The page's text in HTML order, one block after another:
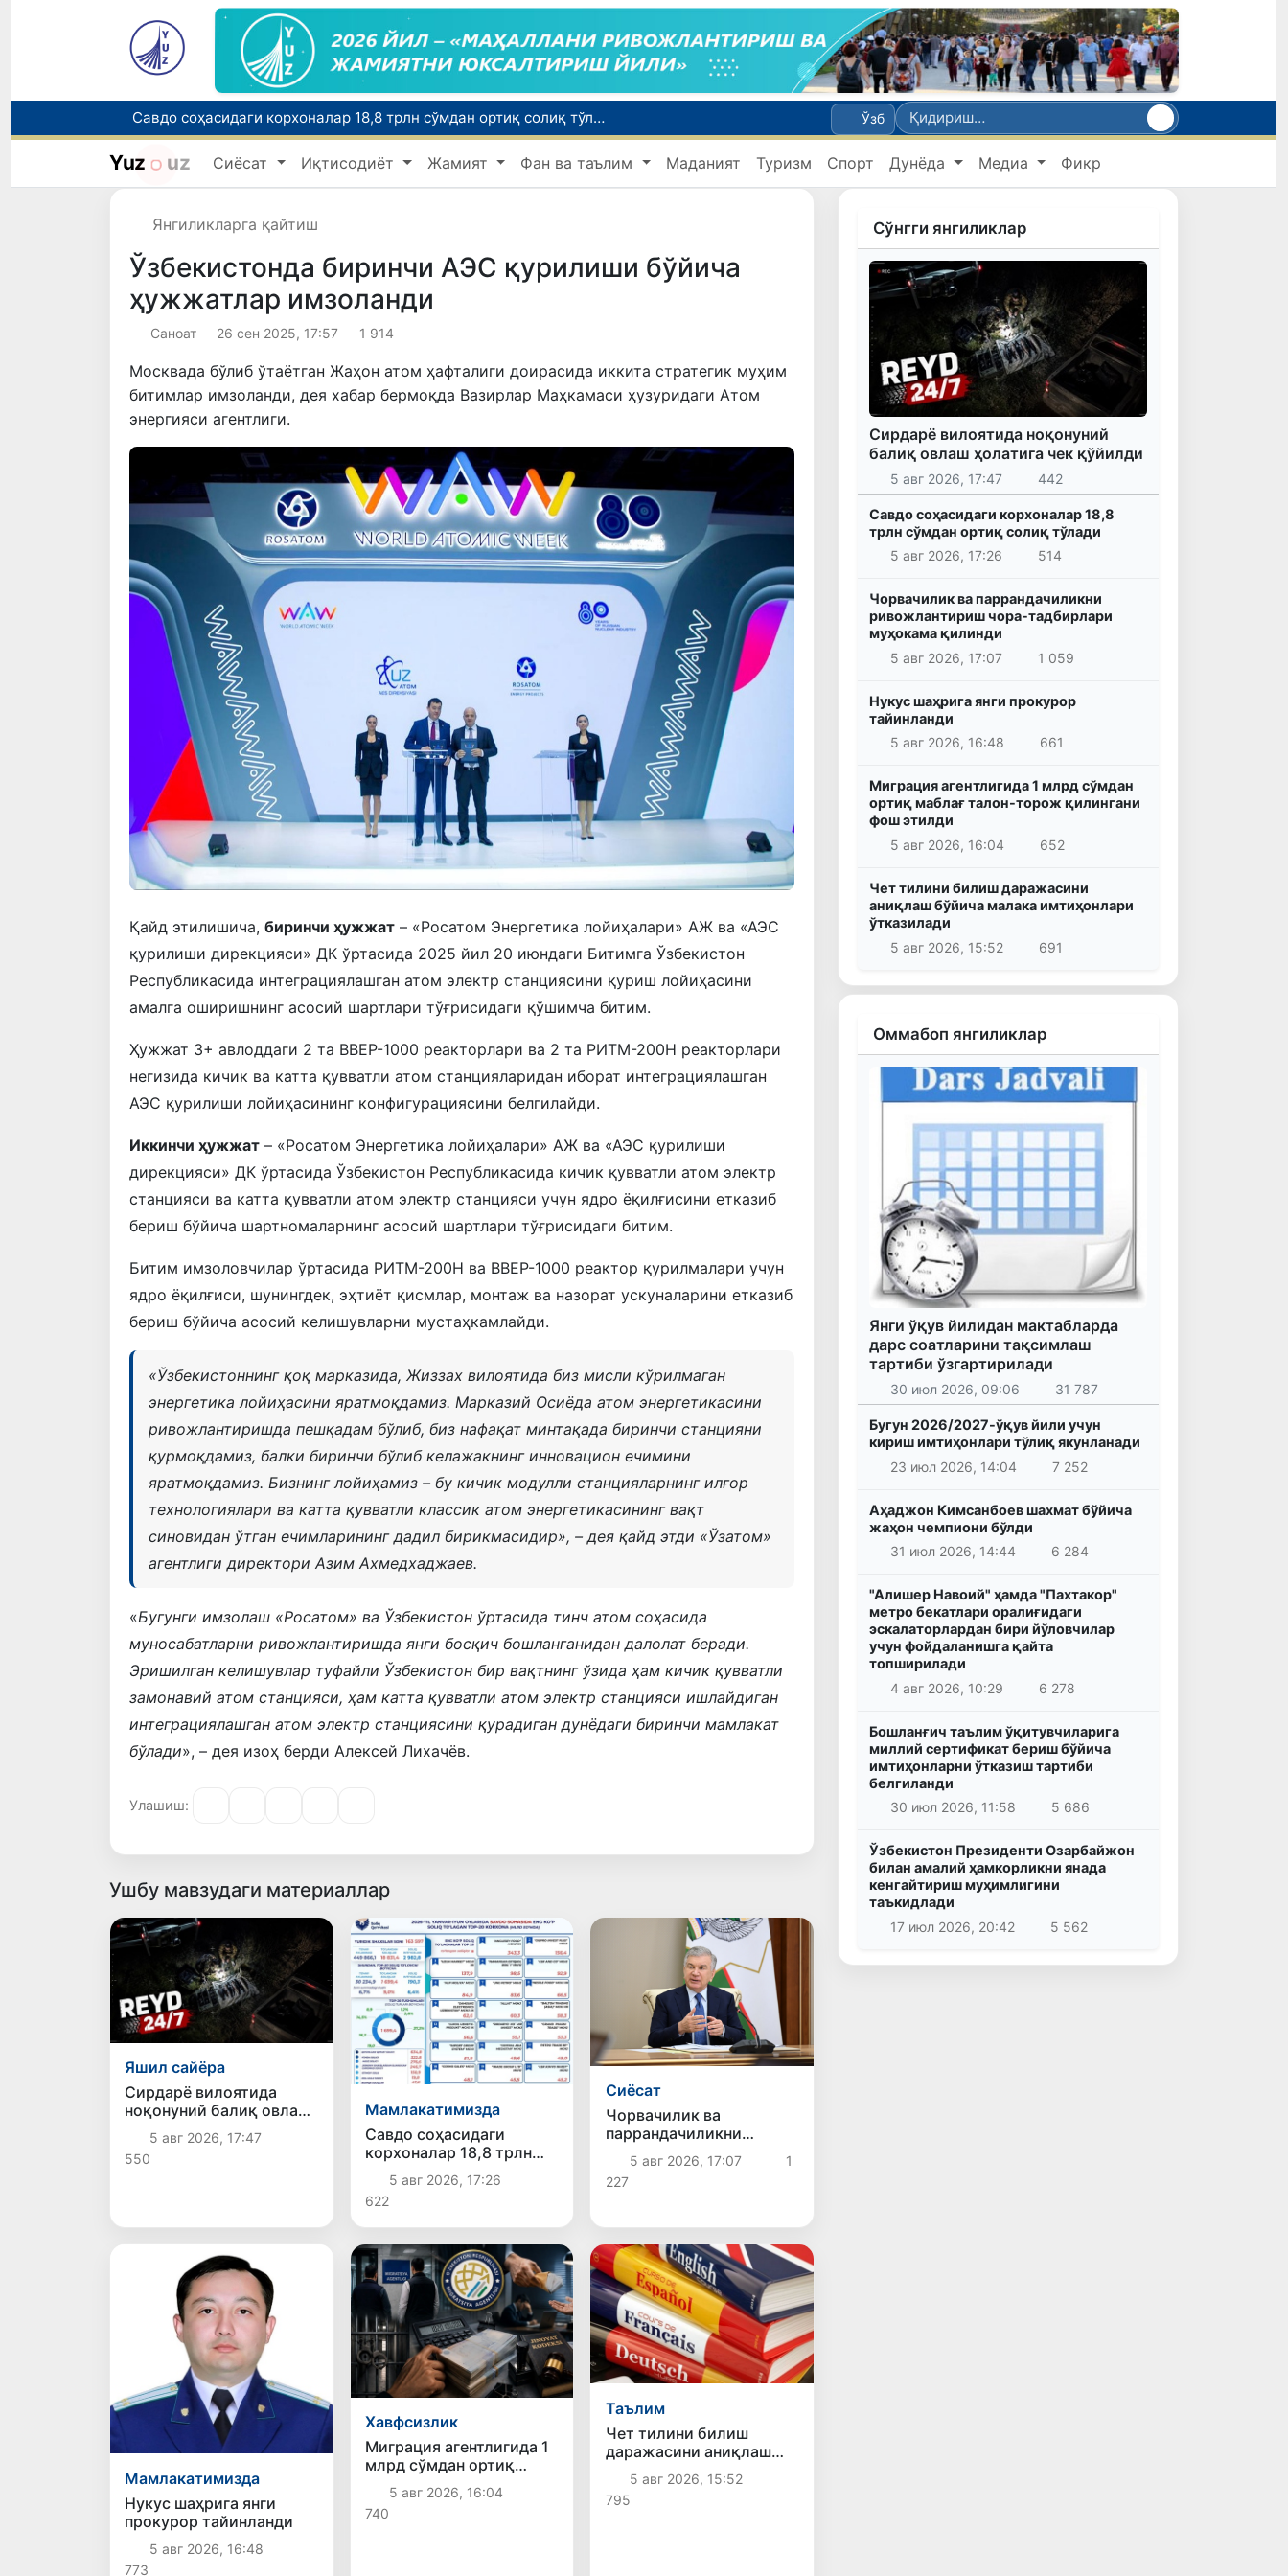
Савдо соҳасидаги корхоналар 18,8 трлн сўмдан ортиқ солиқ тўлади
Нукус шаҳрига янги прокурор тайинланди
Миграция агентлигида 1 млрд сўмдан ортиқ маблағ талон-торож қилингани фош этилди
Чет тилини билиш даражасини аниқлаш бўйича малака имтиҳонлари ўтказилади
Ўзб
Yuz uz Сиёсат Иқтисодиёт Жамият Фан ва таълим Маданият Туризм Спорт Дунёда Медиа Фикр
Янгиликларга қайтиш
Ўзбекистонда биринчи АЭС қурилиши бўйича
ҳужжатлар имзоланди
Саноат 26 сен 2025, 17:57 1 914
Москвада бўлиб ўтаётган Жаҳон атом ҳафталиги доирасида иккита стратегик муҳим
битимлар имзоланди, дея хабар бермоқда Вазирлар Маҳкамаси ҳузуридаги Атом
энергияси агентлиги.
Қайд этилишича, биринчи ҳужжат – «Росатом Энергетика лойиҳалари» АЖ ва «АЭС
қурилиши дирекцияси» ДК ўртасида 2025 йил 20 июндаги Битимга Ўзбекистон
Республикасида интеграциялашган атом электр станциясини қуриш лойиҳасини
амалга оширишнинг асосий шартлари тўғрисидаги қўшимча битим.
Ҳужжат 3+ авлоддаги 2 та ВВEР-1000 реакторлари ва 2 та РИТМ-200Н реакторлари
негизида кичик ва катта қувватли атом станцияларидан иборат интеграциялашган
АЭС қурилиши лойиҳасининг конфигурациясини белгилайди.
Иккинчи ҳужжат – «Росатом Энергетика лойиҳалари» АЖ ва «АЭС қурилиши
дирекцияси» ДК ўртасида Ўзбекистон Республикасида кичик қувватли атом электр
станцияси ва катта қувватли атом электр станцияси учун ядро ёқилғисини етказиб
бериш бўйича шартномаларнинг асосий шартлари тўғрисидаги битим.
Битим имзоловчилар ўртасида РИТМ-200Н ва ВВEР-1000 реактор қурилмалари учун
ядро ёқилғиси, шунингдек, эҳтиёт қисмлар, монтаж ва назорат ускуналарини етказиб
бериш бўйича асосий келишувларни мустаҳкамлайди.
«Ўзбекистоннинг қоқ марказида, Жиззах вилоятида биз мисли кўрилмаган
энергетика лойиҳасини яратмоқдамиз. Марказий Осиёда атом энергетикасини
ривожлантиришда пешқадам бўлиб, биз нафақат минтақада биринчи станцияни
қурмоқдамиз, балки биринчи бўлиб келажакнинг инновацион ечимини
яратмоқдамиз. Бизнинг лойиҳамиз – бу кичик модулли станцияларнинг илғор
технологиялари ва катта қувватли классик атом энергетикасининг вақт
синовидан ўтган ечимларининг дадил бирикмасидир», – дея қайд этди «Ўзатом»
агентлиги директори Азим Ахмедхаджаев.
«Бугунги имзолаш «Росатом» ва Ўзбекистон ўртасида тинч атом соҳасида
муносабатларни ривожлантиришда янги босқич бошланганидан далолат беради.
Эришилган келишувлар туфайли Ўзбекистон бир вақтнинг ўзида ҳам кичик қувватли
замонавий атом станцияси, ҳам катта қувватли атом электр станцияси ишлайдиган
интеграциялашган атом электр станциясини қурадиган дунёдаги биринчи мамлакат
бўлади», – дея изоҳ берди Алексей Лихачёв.
Улашиш:
Ушбу мавзудаги материаллар
Яшил сайёра
Сирдарё вилоятида
ноқонуний балиқ овлаш
ҳолатига чек қўйилди
5 авг 2026, 17:47
550
Мамлакатимизда
Савдо соҳасидаги
корхоналар 18,8 трлн
сўмдан ортиқ солиқ
тўлади
5 авг 2026, 17:26
622
Сиёсат
Чорвачилик ва
паррандачиликни
ривожлантириш чора-
тадбирлари муҳокама
қилинди
5 авг 2026, 17:07
1
227
Мамлакатимизда
Нукус шаҳрига янги
прокурор тайинланди
5 авг 2026, 16:48
773
Хавфсизлик
Миграция агентлигида 1
млрд сўмдан ортиқ
маблағ талон-торож
қилингани фош этилди
5 авг 2026, 16:04
740
Таълим
Чет тилини билиш
даражасини аниқлаш
бўйича малака
имтиҳонлари
ўтказилади
5 авг 2026, 15:52
795
Сўнгги янгиликлар
Сирдарё вилоятида ноқонуний
балиқ овлаш ҳолатига чек қўйилди
5 авг 2026, 17:47 442
Савдо соҳасидаги корхоналар 18,8
трлн сўмдан ортиқ солиқ тўлади
5 авг 2026, 17:26
514
Чорвачилик ва паррандачиликни
ривожлантириш чора-тадбирлари
муҳокама қилинди
5 авг 2026, 17:07
1 059
Нукус шаҳрига янги прокурор
тайинланди
5 авг 2026, 16:48
661
Миграция агентлигида 1 млрд сўмдан
ортиқ маблағ талон-торож қилингани
фош этилди
5 авг 2026, 16:04
652
Чет тилини билиш даражасини
аниқлаш бўйича малака имтиҳонлари
ўтказилади
5 авг 2026, 15:52
691
Оммабоп янгиликлар
Янги ўқув йилидан мактабларда
дарс соатларини тақсимлаш
тартиби ўзгартирилади
30 июл 2026, 09:06 31 787
Бугун 2026/2027-ўқув йили учун
кириш имтиҳонлари тўлиқ якунланади
23 июл 2026, 14:04
7 252
Аҳаджон Кимсанбоев шахмат бўйича
жаҳон чемпиони бўлди
31 июл 2026, 14:44
6 284
"Алишер Навоий" ҳамда "Пахтакор"
метро бекатлари оралиғидаги
эскалаторлардан бири йўловчилар
учун фойдаланишга қайта
топширилади
4 авг 2026, 10:29
6 278
Бошланғич таълим ўқитувчиларига
миллий сертификат бериш бўйича
имтиҳонларни ўтказиш тартиби
белгиланди
30 июл 2026, 11:58
5 686
Ўзбекистон Президенти Озарбайжон
билан амалий ҳамкорликни янада
кенгайтириш муҳимлигини
таъкидлади
17 июл 2026, 20:42
5 562